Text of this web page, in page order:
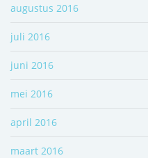
augustus 2016
juli 2016
juni 2016
mei 2016
april 2016
maart 2016